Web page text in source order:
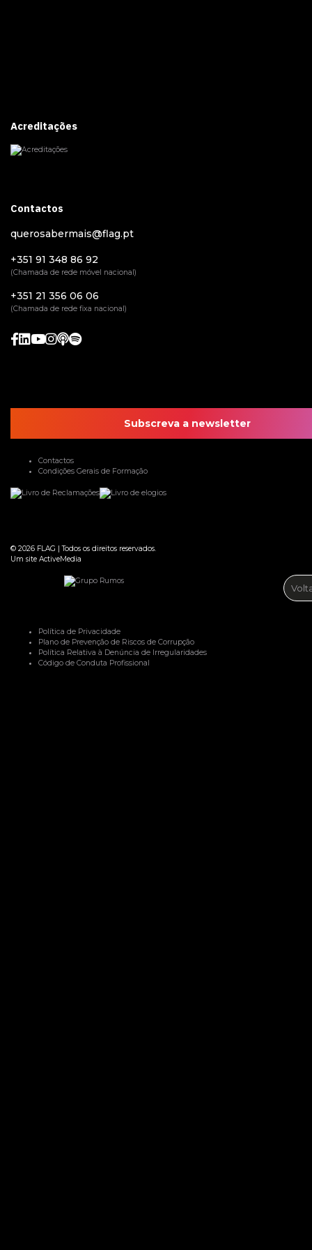
Acreditações
Contactos
querosabermais@flag.pt
+351 91 348 86 92
(Chamada de rede móvel nacional)
+351 21 356 06 06
(Chamada de rede fixa nacional)
Subscreva a newsletter
Contactos
Condições Gerais de Formação
© 2026 FLAG |Todos os direitos reservados.
Um site ActiveMedia
Política de Privacidade
Plano de Prevenção de Riscos de Corrupção
Política Relativa à Denúncia de Irregularidades
Código de Conduta Profissional